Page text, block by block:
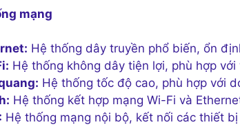
mạng
Hệ thống dây truyền phổ biến, ổn
Hệ thống không dây tiện lợi, phù hợp
Hệ thống tốc độ cao, phù hợp với
Hệ thống kết hợp mạng Wi-Fi và
Hệ thống mạng nội bộ, kết nối các thiết